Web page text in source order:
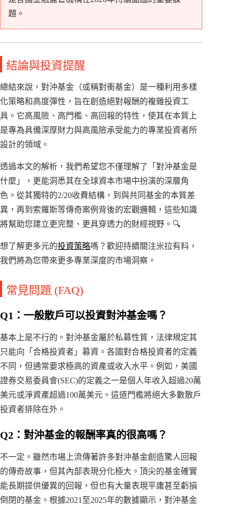
題。
結論與投資提醒
總結來說，對沖基金（或稱對衝基金）是一種利用多樣
化策略和高度彈性，旨在創造絕對報酬的複雜投資工
具。它高風險、高門檻、高回報的特性，使其在本質上
是專為具備深厚財力與高風險承受能力的專業投資者所
設計的領域。
透過本文的解析，我們希望您不僅理解了「對沖基金是
什麼」，更能洞悉其在全球資本市場中扮演的深層角
色。從其獨特的2/20收費結構，到與共同基金的本質差
異，再到索羅斯等傳奇案例背後的宏觀邏輯，這些知識
將幫助您建立更完整、更具穿透力的財經視野。🔍
想了解更多元的投資策略嗎？歡迎持續關注米拉有料，
我們將為您帶來更多專業深度的市場洞察。
常見問題 (FAQ)
Q1：一般散戶可以投資對沖基金嗎？
基本上是不行的。對沖基金屬於私募性質，法律規定其
只能向「合格投資者」募資。各國對合格投資者的定義
不同，但通常要求極高的資產或收入水平。例如，美國
證券交易委員會(SEC)的定義之一是個人年收入超過20萬
美元或淨資產超過100萬美元。這道門檻將絕大多數散戶
投資者排除在外。
Q2：對沖基金的報酬率真的很高嗎？
不一定。雖然市場上流傳著許多對沖基金創造驚人回報
的傳奇故事，但其內部表現分化極大。頂尖的基金確實
能長期提供優異的回報，但也有大量表現平庸甚至虧損
倒閉的基金。根據2021至2025年的數據顯示，對沖基金